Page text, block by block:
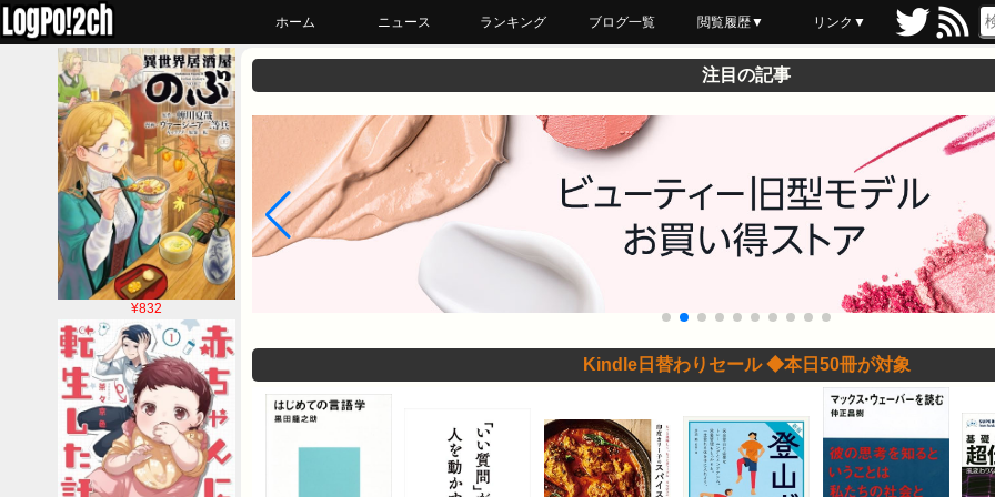
ホーム ニュース ランキング ブログ一覧 閲覧履歴▼
最近読んだ
あとで読む
ブックマーク
リンク▼
¥832
注目の記事
Kindle日替わりセール ◆本日50冊が対象